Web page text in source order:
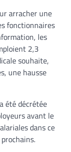
arracher une
fonctionnaires
les
2,3
souhaite,
une hausse
été décrétée
avant le
dans ce